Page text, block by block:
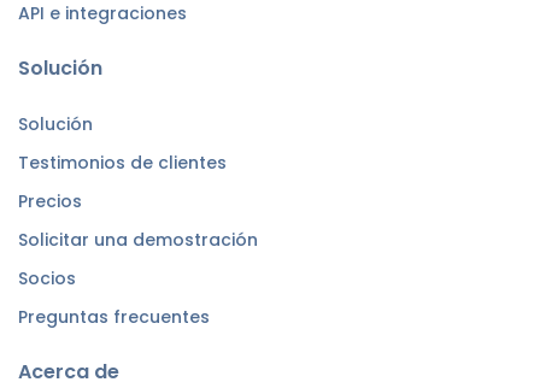
API e integraciones
Solución
Solución
Testimonios de clientes
Precios
Solicitar una demostración
Socios
Preguntas frecuentes
Acerca de